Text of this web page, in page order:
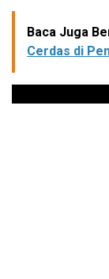
Baca Juga
Cerdas di